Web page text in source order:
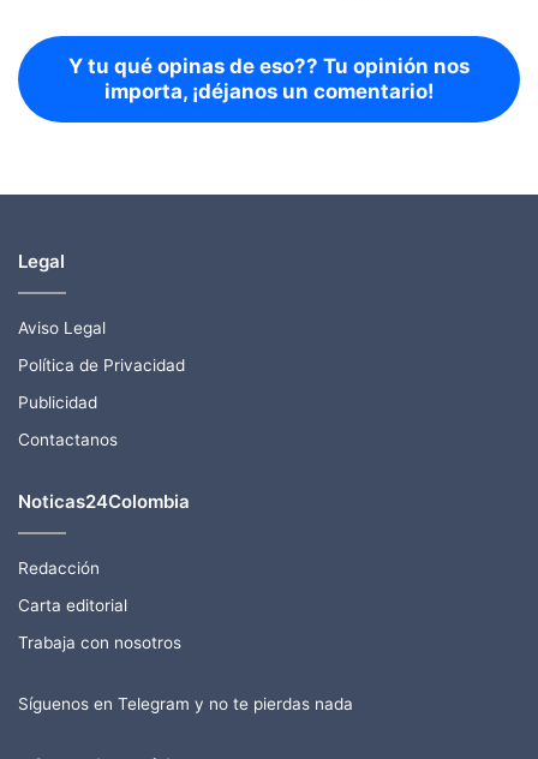
Y tu qué opinas de eso?? Tu opinión nos
importa, ¡déjanos un comentario!
Legal
Aviso Legal
Política de Privacidad
Publicidad
Contactanos
Noticas24Colombia
Redacción
Carta editorial
Trabaja con nosotros
Síguenos en Telegram y no te pierdas nada